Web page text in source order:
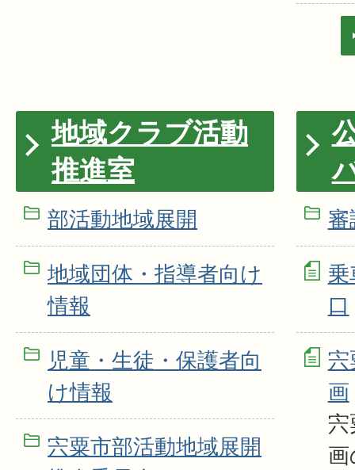
地域クラブ活動
推進室
部活動地域展開
地域団体・指導者向け
情報
児童・生徒・保護者向
け情報
宍粟市部活動地域展開
審
口
画